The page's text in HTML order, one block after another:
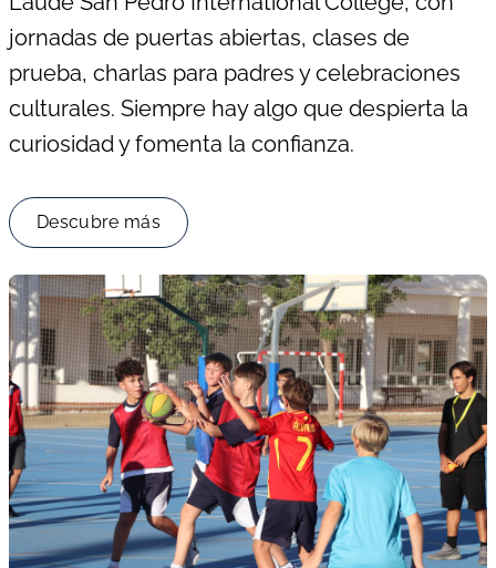
jornadas de puertas abiertas, clases de
prueba, charlas para padres y celebraciones
culturales. Siempre hay algo que despierta la
curiosidad y fomenta la confianza.
Descubre más